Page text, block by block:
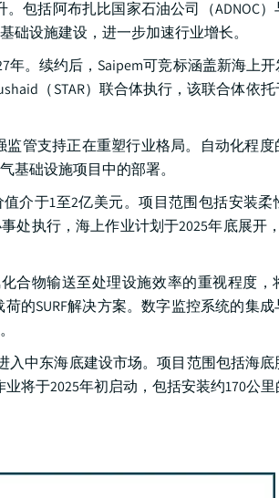
包括阿布扎比国家石油公司（ADNOC
设施建设，进一步加速行业增长。
年。续约后，Saipem可竞标涵盖新海上
（STAR）联合体执行，该联合体依
管支持正在重塑行业格局。自动化程
基础设施项目中的部署。
介于1至2亿美元。项目范围包括安装
处执行，海上作业计划于2025年底展开
合物输送至处理设施效率的重视程度，
的SURF解决方案。数字监控系统的集
入中东海底建设市场。项目范围包括海
将于2025年初启动，包括安装约170公里